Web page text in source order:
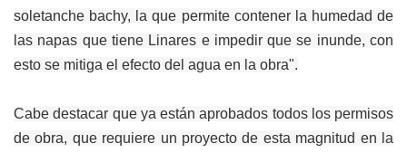
soletanche bachy, la que permite contener la humedad de
las napas que tiene Linares e impedir que se inunde, con
esto se mitiga el efecto del agua en la obra".
Cabe destacar que ya están aprobados todos los permisos
de obra, que requiere un proyecto de esta magnitud en la